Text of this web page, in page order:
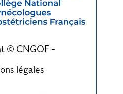
© CNGOF -
légales